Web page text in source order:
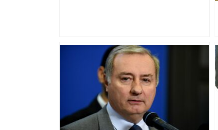
Top 14 : Perpignan mate le leader
Toulouse et quitte la dernière place –
lanouvellerepublique.fr